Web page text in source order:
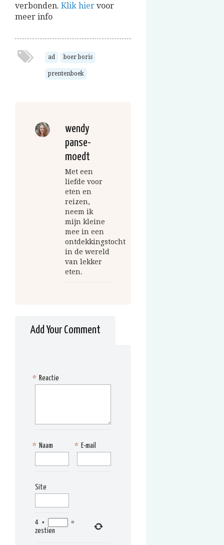
verbonden. Klik hier voor
meer info
ad boer boris
prentenboek
wendy
panse-
moedt
Met een
liefde voor
eten en
reizen,
neem ik
mijn kleine
mee in een
ontdekkingstocht
in de wereld
van lekker
eten.
Add Your Comment
Reactie
*
Naam
* E-mail
*
Site
4 ×
=
zestien